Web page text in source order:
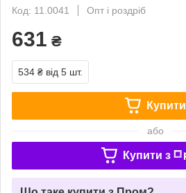
Код: 11.0041
Опт і роздріб
631 ₴
534 ₴ від 5 шт.
Купити
або
Купити з